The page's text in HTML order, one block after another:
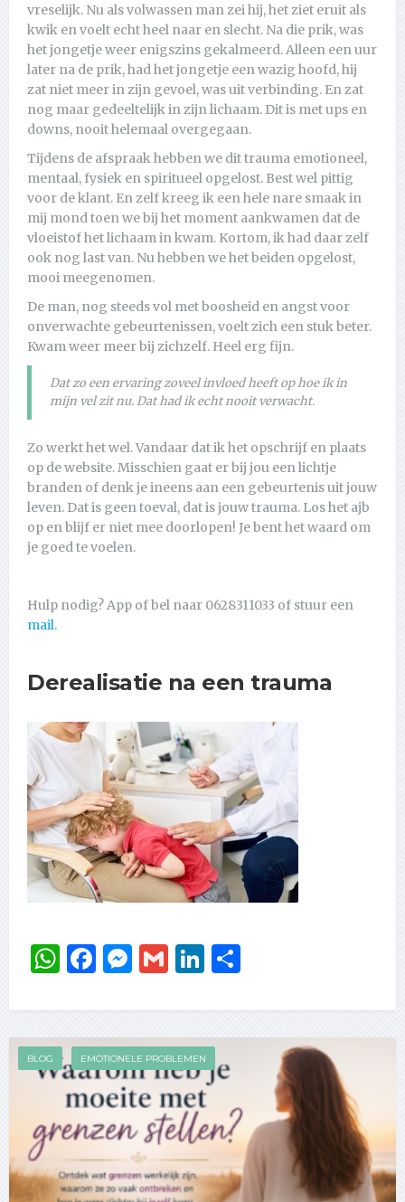
vreselijk. Nu als volwassen man zei hij, het ziet eruit als
kwik en voelt echt heel naar en slecht. Na die prik, was
het jongetje weer enigszins gekalmeerd. Alleen een uur
later na de prik, had het jongetje een wazig hoofd, hij
zat niet meer in zijn gevoel, was uit verbinding. En zat
nog maar gedeeltelijk in zijn lichaam. Dit is met ups en
downs, nooit helemaal overgegaan.
Tijdens de afspraak hebben we dit trauma emotioneel,
mentaal, fysiek en spiritueel opgelost. Best wel pittig
voor de klant. En zelf kreeg ik een hele nare smaak in
mij mond toen we bij het moment aankwamen dat de
vloeistof het lichaam in kwam. Kortom, ik had daar zelf
ook nog last van. Nu hebben we het beiden opgelost,
mooi meegenomen.
De man, nog steeds vol met boosheid en angst voor
onverwachte gebeurtenissen, voelt zich een stuk beter.
Kwam weer meer bij zichzelf. Heel erg fijn.
Dat zo een ervaring zoveel invloed heeft op hoe ik in
mijn vel zit nu. Dat had ik echt nooit verwacht.
Zo werkt het wel. Vandaar dat ik het opschrijf en plaats
op de website. Misschien gaat er bij jou een lichtje
branden of denk je ineens aan een gebeurtenis uit jouw
leven. Dat is geen toeval, dat is jouw trauma. Los het ajb
op en blijf er niet mee doorlopen! Je bent het waard om
je goed te voelen.
Hulp nodig? App of bel naar 0628311033 of stuur een
mail.
Derealisatie na een trauma
WhatsApp
Facebook
Messenger
GmailLinkedIn
BLOG EMOTIONELE PROBLEMEN